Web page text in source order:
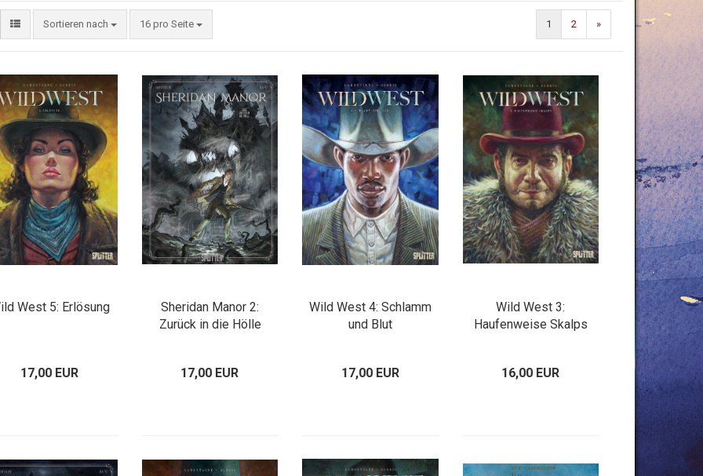
Sortieren nach 16 pro Seite 1 2 »
West 5: Erlösung
17,00 EUR
Sheridan Manor 2:
Zurück in die Hölle
17,00 EUR
Wild West 4: Schlamm
und Blut
17,00 EUR
Wild West 3:
Haufenweise Skalps
16,00 EUR